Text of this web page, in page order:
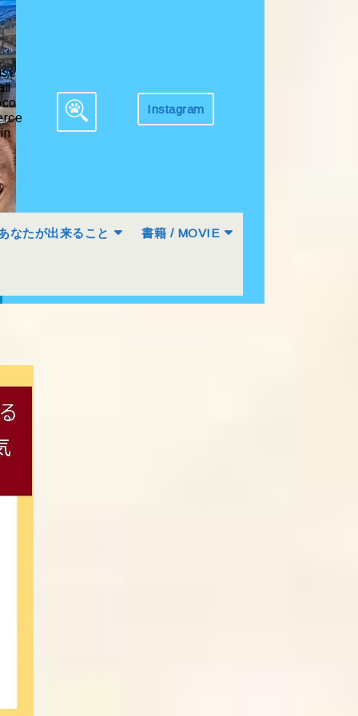
Search
InstagramGet
なたが出来ること 書籍 / MOVIE